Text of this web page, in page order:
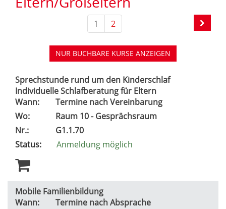
1 2
NUR BUCHBARE KURSE ANZEIGEN
Sprechstunde rund um den Kinderschlaf
Individuelle Schlafberatung für Eltern
Wann:
Termine nach Vereinbarung
Wo:
Raum 10 - Gesprächsraum
Nr.:
G1.1.70
Status:
Anmeldung möglich
Mobile Familienbildung
Wann:
Termine nach Absprache